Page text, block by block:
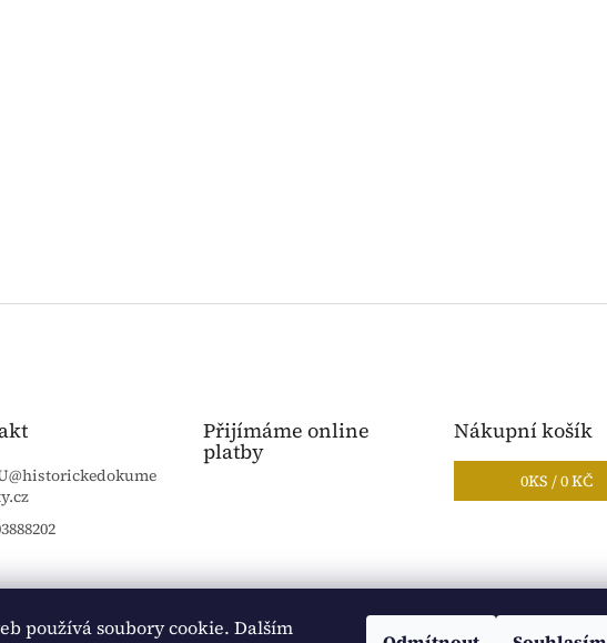
používá soubory cookie. Dalším
@historickedokume
Přijímáme online
platby
Nákupní košík
0KS /0 KČ